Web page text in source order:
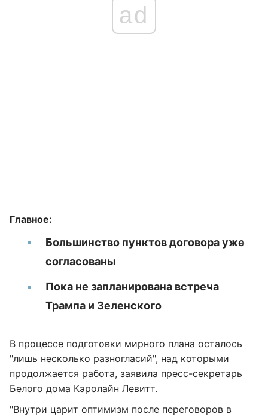
ad
Главное:
Большинство пунктов договора уже
согласованы
Пока не запланирована встреча
Трампа и Зеленского
В процессе подготовки мирного плана осталось
"лишь несколько разногласий", над которыми
продолжается работа, заявила пресс-секретарь
Белого дома Кэролайн Левитт.
"Внутри царит оптимизм после переговоров в